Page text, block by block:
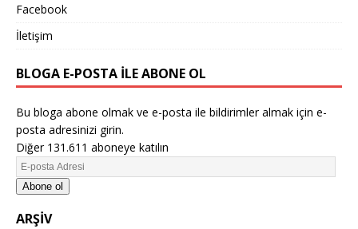
Facebook
İletişim
BLOGA E-POSTA ILE ABONE OL
Bu bloga abone olmak ve e-posta ile bildirimler almak için e-
posta adresinizi girin.
Diğer 131.611 aboneye katılın
Abone ol
ARŞIV